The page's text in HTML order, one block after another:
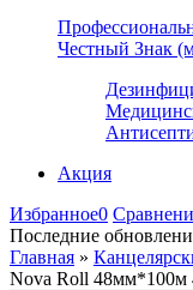
Честный Знак
Акция
Избранное0
Последние
Главная »
Nova Roll 48мм*100м